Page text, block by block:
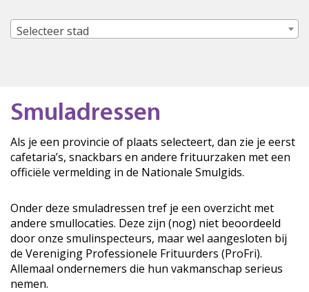
Selecteer stad
Smuladressen
Als je een provincie of plaats selecteert, dan zie je eerst
cafetaria’s, snackbars en andere frituurzaken met een
officiële vermelding in de Nationale Smulgids.
Onder deze smuladressen tref je een overzicht met
andere smullocaties. Deze zijn (nog) niet beoordeeld
door onze smulinspecteurs, maar wel aangesloten bij
de Vereniging Professionele Frituurders (ProFri).
Allemaal ondernemers die hun vakmanschap serieus
nemen.